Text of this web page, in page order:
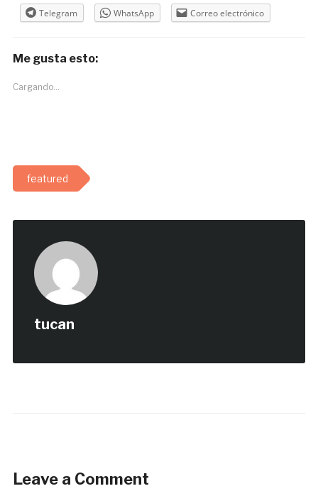
Telegram
WhatsApp Correo electrónico
Me gusta esto:
Cargando...
featured
tucan
Leave a Comment